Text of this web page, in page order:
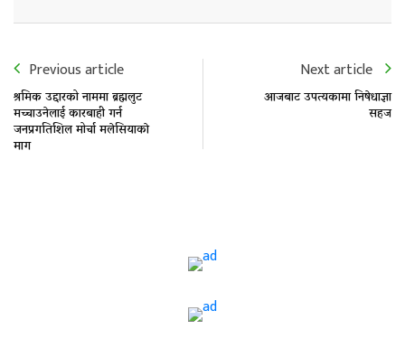
Previous article
श्रमिक उद्दारको नाममा ब्रह्मलुट
मच्चाउनेलाई कारबाही गर्न
जनप्रगतिशिल मोर्चा मलेसियाकाे
माग
Next article
आजबाट उपत्यकामा निषेधाज्ञा
सहज